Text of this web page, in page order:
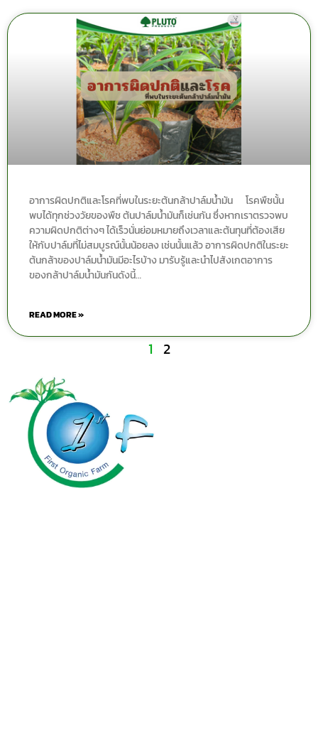
อาการผิดปกติและโรคที่พบในระยะต้นกล้าปาล์มน้ำมัน โรคพืชนั้น
พบได้ทุกช่วงวัยของพืช ต้นปาล์มน้ำมันก็เช่นกัน ซึ่งหากเราตรวจพบ
ความผิดปกติต่างๆ ได้เร็วนั่นย่อมหมายถึงเวลาและต้นทุนที่ต้องเสีย
ให้กับปาล์มที่ไม่สมบูรณ์นั้นน้อยลง เช่นนั้นแล้ว อาการผิดปกติในระยะ
ต้นกล้าของปาล์มน้ำมันมีอะไรบ้าง มารับรู้และนำไปสังเกตอาการ
ของกล้าปาล์มน้ำมันกันดังนี้…
READ MORE »
1 2